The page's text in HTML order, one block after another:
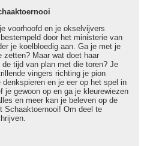
voorhoofd en je okselvijvers
door het ministerie van
je koelbloedig aan. Ga je met je
zetten? Maar wat doet haar
tijd van plan met die toren? Je
vingers richting je pion
en je eer op het spel in
je gewoon op en ga je kleurewiezen
en meer kan je beleven op de
Schaaktoernooi! Om deel te